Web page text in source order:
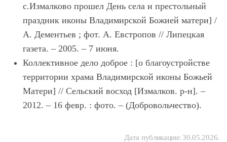
с.Измалково прошел День села и престольный
праздник иконы Владимирской Божией матери] /
А. Дементьев ; фот. А. Евстропов // Липецкая
газета. – 2005. – 7 июня.
Коллективное дело доброе : [о благоустройстве
территории храма Владимирской иконы Божьей
Матери] // Сельский восход [Измалков. р-н]. –
2012. – 16 февр. : фото. – (Добровольчество).
Дата публикации: 30.05.2026.